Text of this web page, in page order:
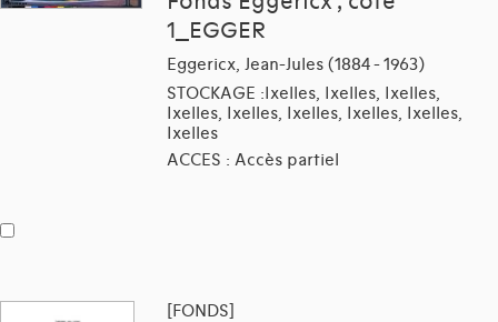
1_EGGER
Eggericx, Jean-Jules (1884 - 1963)
STOCKAGE :Ixelles, Ixelles, Ixelles,
Ixelles, Ixelles, Ixelles, Ixelles, Ixelles,
Ixelles
ACCES : Accès partiel
[FONDS]